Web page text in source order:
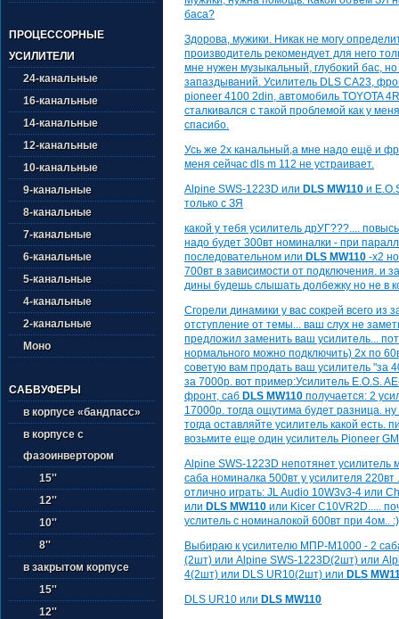
ПРОЦЕССОРНЫЕ
УСИЛИТЕЛИ
24-канальные
16-канальные
14-канальные
12-канальные
10-канальные
9-канальные
8-канальные
7-канальные
6-канальные
5-канальные
4-канальные
2-канальные
Моно
САБВУФЕРЫ
в корпусе «бандпасс»
в корпусе с
фазоинвертором
15''
12''
10''
8''
в закрытом корпусе
15''
12''
баса?
Здорова, мужики. Никак не могу
производитель рекомендует для него
мне нужен музыкальный, глубокий бас,
запаздываний. Усилитель DLS CA23,
pioneer 4100 2din, автомобиль TOYOTA
сталкивался с такой проблемой как у
спасибо.
Усь же 2х канальный,а мне надо ещё и
меня сейчас dls m 112 не устраивает.
Alpine SWS-1223D или DLS MW110 и
только с ЗЯ
какой у тебя усилитель дрУГ???....
надо будет 300вт номиналки - при
последовательном или DLS MW110 -х2
700вт в зависимости от подключения. и
дины будешь слышать долбежку но не в
Сгорели динамики у вас сокрей всего из
отступление от темы... ваш слух не
предложил заменить ваш усилитель...
нормального можно подключить) 2х по
советую вам продать ваш усилитель "за
за 7000р. вот пример:Усилитель E.O.S.
фронт, саб DLS MW110 получается: 2
17000р. тогда ощутима будет разница.
тогда оставляйте усилитель какой
возьмите еще один усилитель Pioneer
Alpine SWS-1223D непотянет
саба номиналка 500вт у усилителя
отлично играть: JL Audio 10W3v3-4 или
или DLS MW110 или Kicer C10VR2D.....
услитель с номиналокой 600вт при 4ом..
Выбираю к усилителю МПР-М1000 - 2
(2шт) или Alpine SWS-1223D(2шт) или
4(2шт) или DLS UR10(2шт) или DLS
DLS UR10 или DLS MW110